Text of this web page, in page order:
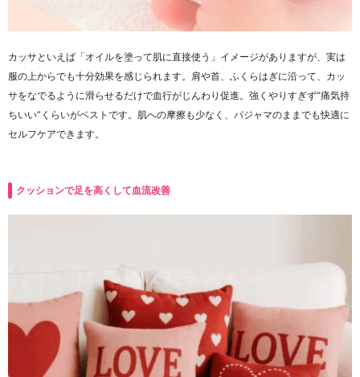
カッサといえば「オイルを塗って肌に直接使う」イメージがありますが、実は
服の上からでも十分効果を感じられます。肩や首、ふくらはぎに沿って、カッ
サをなでるように滑らせるだけで血行がじんわり促進。強くやりすぎず“痛気持
ちいい”くらいがベストです。肌への摩擦も少なく、パジャマのままでも快適に
セルフケアできます。
クッションで足を高くして血流改善